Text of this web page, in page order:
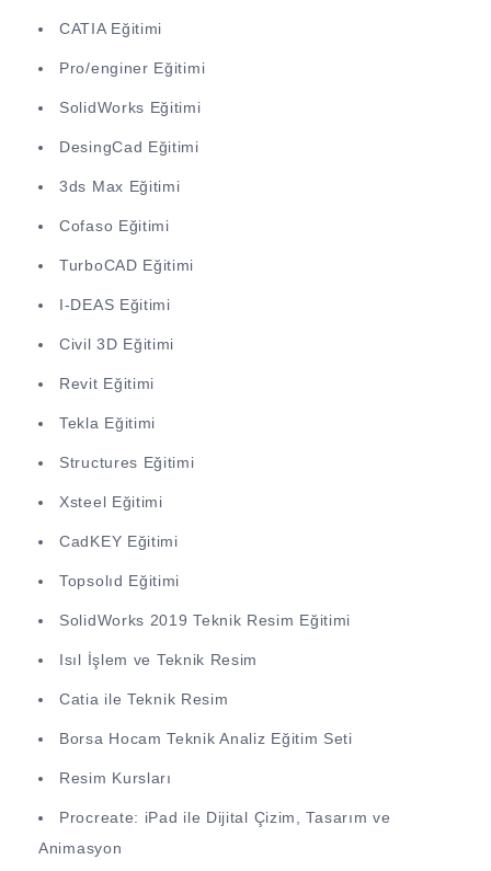
CATIA Eğitimi
Pro/enginer Eğitimi
SolidWorks Eğitimi
DesingCad Eğitimi
3ds Max Eğitimi
Cofaso Eğitimi
TurboCAD Eğitimi
I-DEAS Eğitimi
Civil 3D Eğitimi
Revit Eğitimi
Tekla Eğitimi
Structures Eğitimi
Xsteel Eğitimi
CadKEY Eğitimi
Topsolıd Eğitimi
SolidWorks 2019 Teknik Resim Eğitimi
Isıl İşlem ve Teknik Resim
Catia ile Teknik Resim
Borsa Hocam Teknik Analiz Eğitim Seti
Resim Kursları
Procreate: iPad ile Dijital Çizim, Tasarım ve
Animasyon